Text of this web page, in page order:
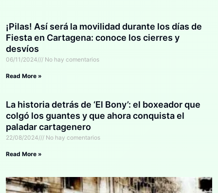
¡Pilas! Así será la movilidad durante los días de
Fiesta en Cartagena: conoce los cierres y
desvíos
06/11/2024 No hay comentarios
Read More »
La historia detrás de ‘El Bony’: el boxeador que
colgó los guantes y que ahora conquista el
paladar cartagenero
22/08/2024 No hay comentarios
Read More »